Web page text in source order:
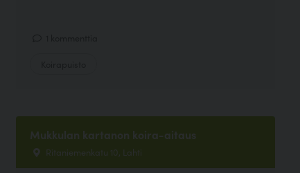
Mukkulan kartanon koira-aitaus
Ritaniemenkatu 10, Lahti